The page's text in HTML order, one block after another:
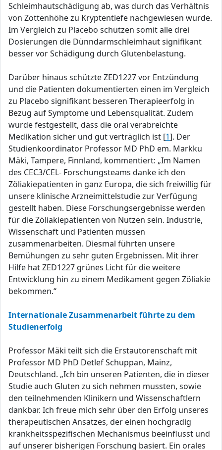
Schleimhautschädigung ab, was durch das Verhältnis
von Zottenhöhe zu Kryptentiefe nachgewiesen wurde.
Im Vergleich zu Placebo schützen somit alle drei
Dosierungen die Dünndarmschleimhaut signifikant
besser vor Schädigung durch Glutenbelastung.
Darüber hinaus schützte ZED1227 vor Entzündung
und die Patienten dokumentierten einen im Vergleich
zu Placebo signifikant besseren Therapieerfolg in
Bezug auf Symptome und Lebensqualität. Zudem
wurde festgestellt, dass die oral verabreichte
Medikation sicher und gut verträglich ist [1]. Der
Studienkoordinator Professor MD PhD em. Markku
Mäki, Tampere, Finnland, kommentiert: „Im Namen
des CEC3/CEL- Forschungsteams danke ich den
Zöliakiepatienten in ganz Europa, die sich freiwillig für
unsere klinische Arzneimittelstudie zur Verfügung
gestellt haben. Diese Forschungsergebnisse werden
für die Zöliakiepatienten von Nutzen sein. Industrie,
Wissenschaft und Patienten müssen
zusammenarbeiten. Diesmal führten unsere
Bemühungen zu sehr guten Ergebnissen. Mit ihrer
Hilfe hat ZED1227 grünes Licht für die weitere
Entwicklung hin zu einem Medikament gegen Zöliakie
bekommen.“
Internationale Zusammenarbeit führte zu dem
Studienerfolg
Professor Mäki teilt sich die Erstautorenschaft mit
Professor MD PhD Detlef Schuppan, Mainz,
Deutschland. „Ich bin unseren Patienten, die in dieser
Studie auch Gluten zu sich nehmen mussten, sowie
den teilnehmenden Klinikern und Wissenschaftlern
dankbar. Ich freue mich sehr über den Erfolg unseres
therapeutischen Ansatzes, der einen hochgradig
krankheitsspezifischen Mechanismus beeinflusst und
auf unserer bisherigen Forschung basiert. Ein orales